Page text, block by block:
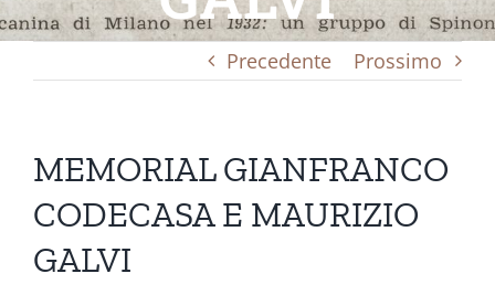
Precedente Prossimo
MEMORIAL GIANFRANCO
CODECASA E MAURIZIO
GALVI